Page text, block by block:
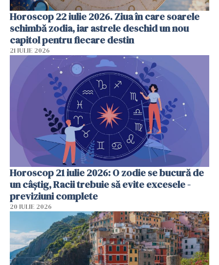
Horoscop 22 iulie 2026. Ziua în care soarele
schimbă zodia, iar astrele deschid un nou
capitol pentru fiecare destin
21 IULIE 2026
Horoscop 21 iulie 2026: O zodie se bucură de
un câștig, Racii trebuie să evite excesele -
previziuni complete
20 IULIE 2026